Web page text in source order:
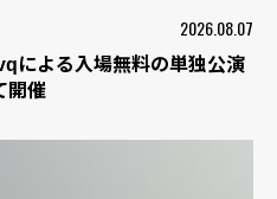
2026.08.07
による入場無料の単独公演
開催